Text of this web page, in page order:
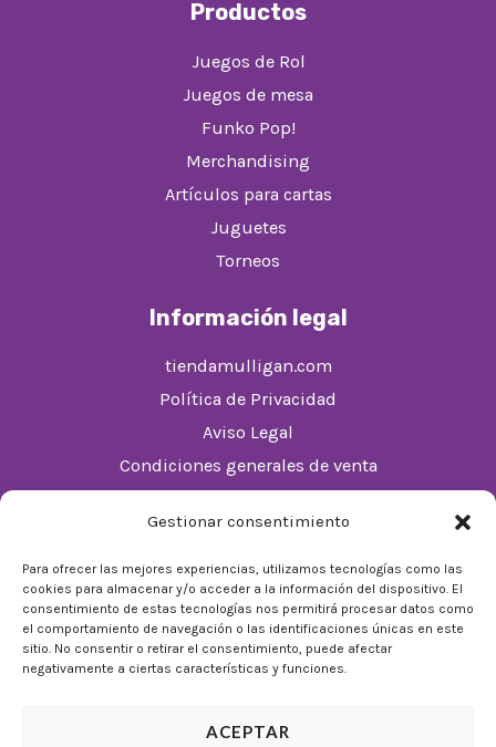
Gestionar consentimiento
Para ofrecer las mejores experiencias, utilizamos tecnologías como las
cookies para almacenar y/o acceder a la información del dispositivo. El
consentimiento de estas tecnologías nos permitirá procesar datos como
el comportamiento de navegación o las identificaciones únicas en este
sitio. No consentir o retirar el consentimiento, puede afectar
negativamente a ciertas características y funciones.
ACEPTAR
Productos
Juegos de Rol
Juegos de mesa
Funko Pop!
Merchandising
Artículos para cartas
Juguetes
Torneos
Información legal
tiendamulligan.com
Política de Privacidad
Aviso Legal
Condiciones generales de venta
De Lunes a Domingos de 10:00 a 22:00
Festivos sujetos al horario del Málaga Factory